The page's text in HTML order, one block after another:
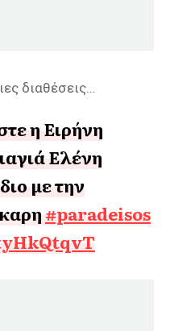
διαθέσεις…
η Ειρήνη
Ελένη
με την
#paradeisos